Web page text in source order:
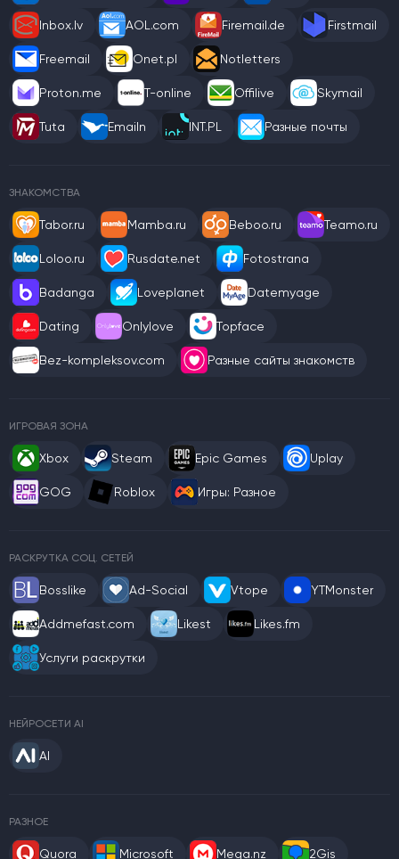
Inbox.lv AOL.com Firemail.de Firstmail
Freemail Onet.pl Notletters
Proton.me T-online Offilive Skymail
Tuta Emailn INT.PL Разные почты
ЗНАКОМСТВА
Tabor.ru Mamba.ru Beboo.ru Teamo.ru
Loloo.ru Rusdate.net Fotostrana
Badanga Loveplanet Datemyage
Dating Onlylove Topface
Bez-kompleksov.com Разные сайты знакомств
ИГРОВАЯ ЗОНА
Xbox Steam Epic Games Uplay
GOG Roblox Игры: Разное
РАСКРУТКА СОЦ. СЕТЕЙ
Bosslike Ad-Social Vtope YTMonster
Addmefast.com Likest Likes.fm
Услуги раскрутки
НЕЙРОСЕТИ AI
AI
РАЗНОЕ
Quora Microsoft Mega.nz 2Gis